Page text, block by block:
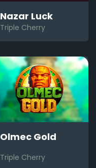
Nazar Luck
Triple Cherry
Olmec Gold
Triple Cherry